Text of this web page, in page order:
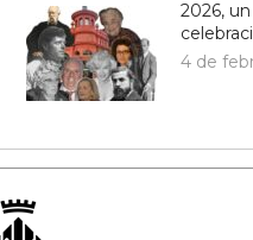
2026,
4 de